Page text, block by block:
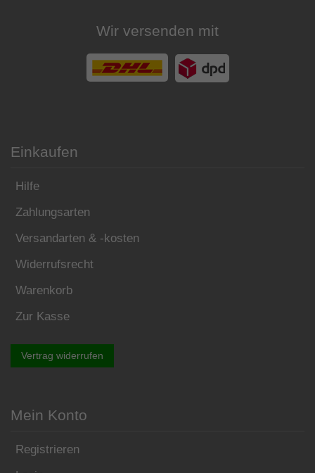
Wir versenden mit
Einkaufen
Hilfe
Zahlungsarten
Versandarten & -kosten
Widerrufsrecht
Warenkorb
Zur Kasse
Vertrag widerrufen
Mein Konto
Registrieren